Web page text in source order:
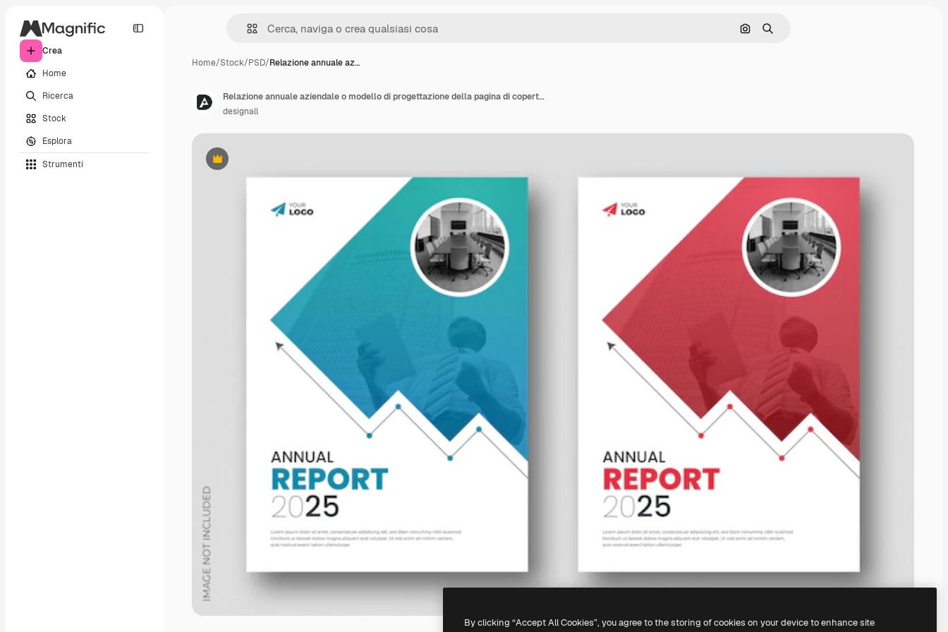
Crea
Home
Ricerca
Stock
Esplora
Strumenti
Cerca per immagine
Ricerca
Home/Stock/PSD/Relazione annuale az…
Premium
Relazione annuale aziendale o modello di progettazione della pagina di copertina dell'opuscolo
designall
By clicking “Accept All Cookies”, you agree to the storing of cookies on your device to enhance site